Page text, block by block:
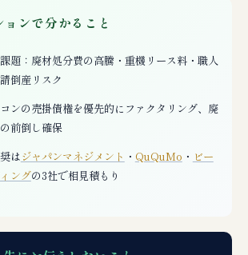
ョンで分かること
題：廃材処分費の高騰・重機リース料・職人
倒産リスク
ンの売掛債権を優先的にファクタリング、廃
前倒し確保
はジャパンマネジメント ・ QuQuMo ・ ビー
ングの3社で相見積もり